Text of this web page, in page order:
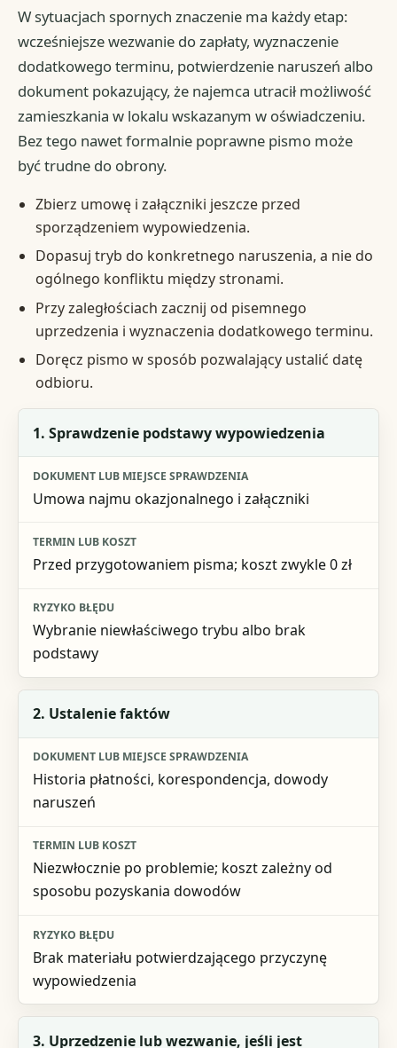
W sytuacjach spornych znaczenie ma każdy etap:
wcześniejsze wezwanie do zapłaty, wyznaczenie
dodatkowego terminu, potwierdzenie naruszeń albo
dokument pokazujący, że najemca utracił możliwość
zamieszkania w lokalu wskazanym w oświadczeniu.
Bez tego nawet formalnie poprawne pismo może
być trudne do obrony.
Zbierz umowę i załączniki jeszcze przed
sporządzeniem wypowiedzenia.
Dopasuj tryb do konkretnego naruszenia, a nie do
ogólnego konfliktu między stronami.
Przy zaległościach zacznij od pisemnego
uprzedzenia i wyznaczenia dodatkowego terminu.
Doręcz pismo w sposób pozwalający ustalić datę
odbioru.
Krok
Dokument lub miejsce sprawdzenia
Termin lub koszt
1. Sprawdzenie podstawy wypowiedzenia
Umowa najmu okazjonalnego i załączniki
Przed przygotowaniem pisma; koszt zwykle 0 zł
Wybranie niewłaściwego trybu albo brak
podstawy
2. Ustalenie faktów
Historia płatności, korespondencja, dowody
naruszeń
Niezwłocznie po problemie; koszt zależny od
sposobu pozyskania dowodów
Brak materiału potwierdzającego przyczynę
wypowiedzenia
3. Uprzedzenie lub wezwanie, jeśli jest